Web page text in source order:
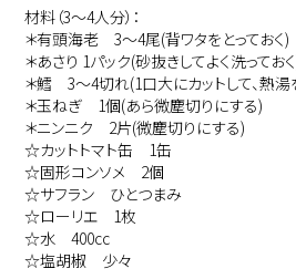
材料（3～4人分）：
＊有頭海老 3〜4尾(背ワタをとっておく)
＊あさり 1パック(砂抜きしてよく洗ってお
＊鱈 3〜4切れ(1口大にカットして、熱湯
＊玉ねぎ 1個(あら微塵切りにする)
＊ニンニク 2片(微塵切りにする)
☆カットトマト缶 1缶
☆固形コンソメ 2個
☆サフラン ひとつまみ
☆ローリエ 1枚
☆水 400cc
☆塩胡椒 少々